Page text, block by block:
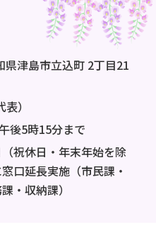
津島市立込町 2丁目21
）
後5時15分まで
祝休日・年末年始を除
口延長実施（市民課・
・収納課）